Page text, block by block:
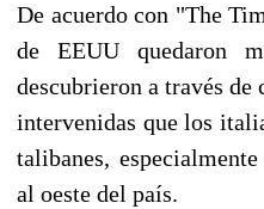
De acuerdo con "The
de EEUU quedaron
descubrieron a través de
intervenidas que los
talibanes,
al oeste del país.